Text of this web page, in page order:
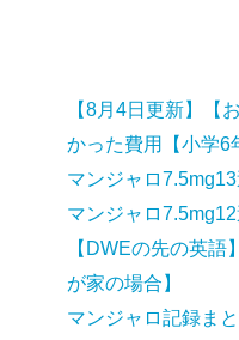
【8月4日更新】【
かった費用【小学6
マンジャロ
マンジャロ
【DWEの先の英
が家の場合】
マンジャロ記録ま